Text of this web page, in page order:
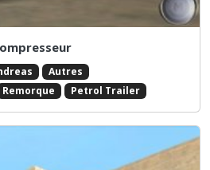
Autres
Remorque Petrol Trailer